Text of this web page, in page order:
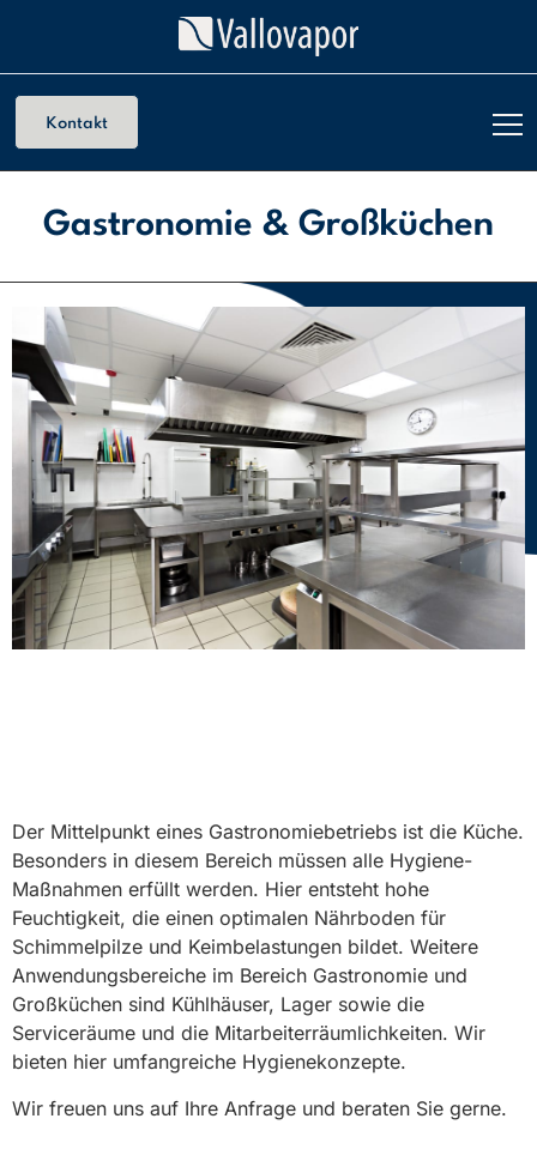
Kontakt
Gastronomie & Großküchen
Der Mittelpunkt eines Gastronomiebetriebs ist die Küche.
Besonders in diesem Bereich müssen alle Hygiene-
Maßnahmen erfüllt werden. Hier entsteht hohe
Feuchtigkeit, die einen optimalen Nährboden für
Schimmelpilze und Keimbelastungen bildet. Weitere
Anwendungsbereiche im Bereich Gastronomie und
Großküchen sind Kühlhäuser, Lager sowie die
Serviceräume und die Mitarbeiterräumlichkeiten. Wir
bieten hier umfangreiche Hygienekonzepte.
Wir freuen uns auf Ihre Anfrage und beraten Sie gerne.